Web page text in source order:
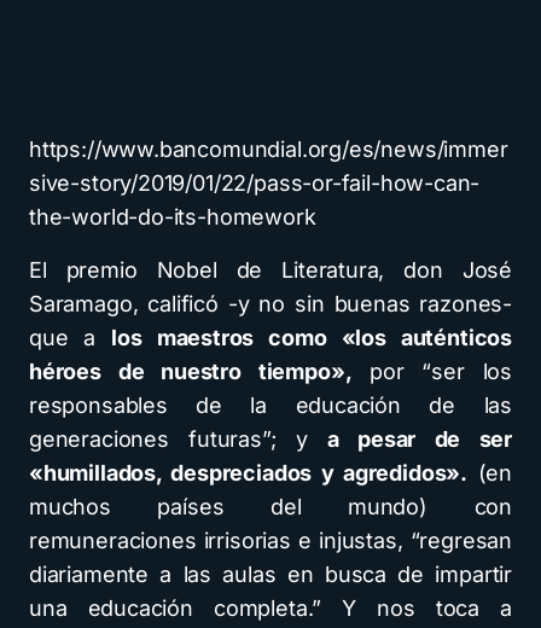
https://www.bancomundial.org/es/news/immer
sive-story/2019/01/22/pass-or-fail-how-can-
the-world-do-its-homework
El premio Nobel de Literatura, don José
Saramago, calificó -y no sin buenas razones-
que a los maestros como «los auténticos
héroes de nuestro tiempo», por “ser los
responsables de la educación de las
generaciones futuras”; ya pesar de ser
«humillados, despreciados y agredidos». (en
muchos países del mundo) con
remuneraciones irrisorias e injustas, “regresan
diariamente a las aulas en busca de impartir
una educación completa.” Y nos toca a